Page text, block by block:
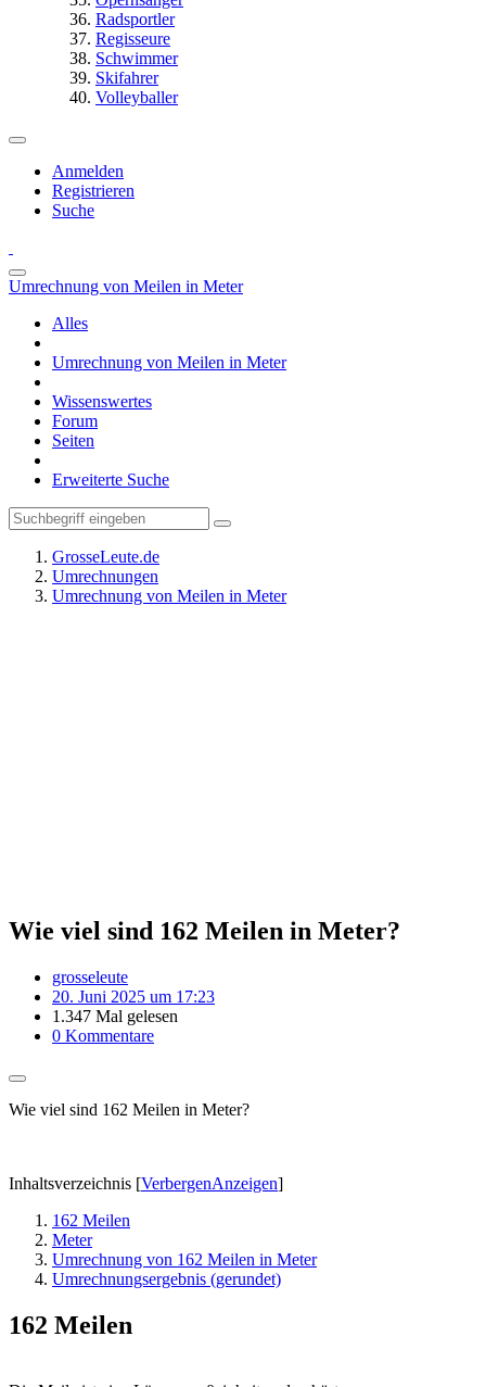
Radsportler
Regisseure
Schwimmer
Skifahrer
Volleyballer
Anmelden
Registrieren
Suche
Umrechnung von Meilen in Meter
Alles
Umrechnung von Meilen in Meter
Wissenswertes
Forum
Seiten
Erweiterte Suche
GrosseLeute.de
Umrechnungen
Umrechnung von Meilen in Meter
Wie viel sind 162 Meilen in Meter?
grosseleute
20. Juni 2025 um 17:23
1.347 Mal gelesen
0 Kommentare
Wie viel sind 162 Meilen in Meter?
Inhaltsverzeichnis [VerbergenAnzeigen]
162 Meilen
Meter
Umrechnung von 162 Meilen in Meter
Umrechnungsergebnis (gerundet)
162 Meilen